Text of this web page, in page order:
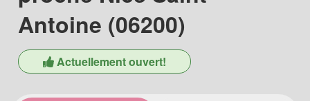
Antoine (06200)
Actuellement ouvert!